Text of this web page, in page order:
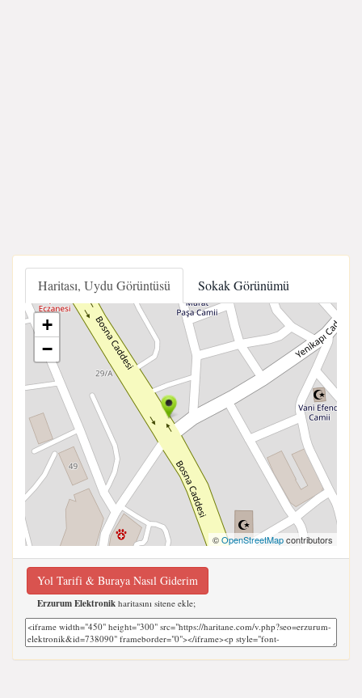
Haritası, Uydu Görüntüsü Sokak Görünümü
+
−
©OpenStreetMapcontributors
Yol Tarifi & Buraya Nasıl Giderim
Erzurum Elektronik haritasını sitene ekle;